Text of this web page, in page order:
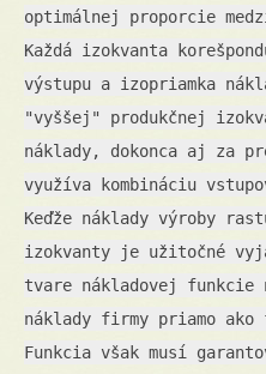
optimálnej proporcie
Každá izokvanta
výstupu a izopriamka
"vyššej" produkčnej
náklady, dokonca aj za
využíva kombináciu
Keďže náklady výroby
izokvanty je užitočné
tvare nákladovej
náklady firmy priamo ako
Funkcia však musí